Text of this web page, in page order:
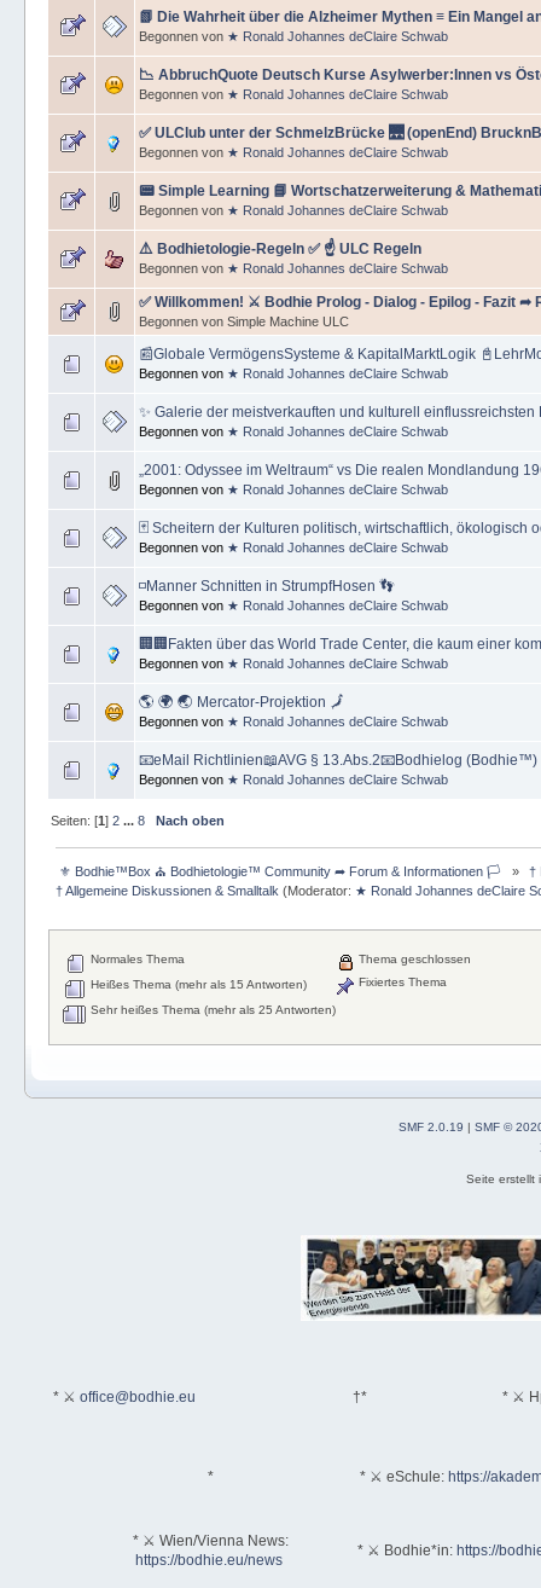
📗 Die Wahrheit über die Alzheimer Mythen ≡ Ein Mangel
Begonnen von ★ Ronald Johannes deClaire Schwab
📉 AbbruchQuote Deutsch Kurse Asylwerber:Innen vs
Begonnen von ★ Ronald Johannes deClaire Schwab
✅ ULClub unter der SchmelzBrücke 🌉 (openEnd)
Begonnen von ★ Ronald Johannes deClaire Schwab
📟 Simple Learning 📘 Wortschatzerweiterung &
Begonnen von ★ Ronald Johannes deClaire Schwab
⚠️ Bodhietologie-Regeln ✅ ☝ ULC Regeln
Begonnen von ★ Ronald Johannes deClaire Schwab
✅ Willkommen! ⚔ Bodhie Prolog - Dialog - Epilog - Fazit ➦
Begonnen von Simple Machine ULC
📰Globale VermögensSysteme & KapitalMarktLogik
Begonnen von ★ Ronald Johannes deClaire Schwab
✨ Galerie der meistverkauften und kulturell einflussreichsten
Begonnen von ★ Ronald Johannes deClaire Schwab
„2001: Odyssee im Weltraum“ vs Die realen Mondlandung
Begonnen von ★ Ronald Johannes deClaire Schwab
🃏 Scheitern der Kulturen politisch, wirtschaftlich, ökologisch
Begonnen von ★ Ronald Johannes deClaire Schwab
◽️Manner Schnitten in StrumpfHosen 👣
Begonnen von ★ Ronald Johannes deClaire Schwab
🏢🏢Fakten über das World Trade Center, die kaum einer
Begonnen von ★ Ronald Johannes deClaire Schwab
🌎 🌍 🌏 Mercator-Projektion 🗾
Begonnen von ★ Ronald Johannes deClaire Schwab
📧eMail Richtlinien📖AVG § 13.Abs.2📧Bodhielog (Bodhie™)
Begonnen von ★ Ronald Johannes deClaire Schwab
Seiten: [1] 2 ... 8 Nach oben
⚜ Bodhie™Box ⛪ Bodhietologie™ Community ➦ Forum & Informationen 🏳 »
†
† Allgemeine Diskussionen & Smalltalk (Moderator: ★ Ronald Johannes deClaire
Normales Thema
Heißes Thema (mehr als 15 Antworten)
Sehr heißes Thema (mehr als 25 Antworten)
Thema geschlossen
Fixiertes Thema
SMF 2.0.19 |SMF ©
Seite erstellt
* ⚔ office@bodhie.eu †* * ⚔
* * ⚔ eSchule: https://
* ⚔ Wien/Vienna News:
https://bodhie.eu/news
* ⚔ Bodhie*in: https://